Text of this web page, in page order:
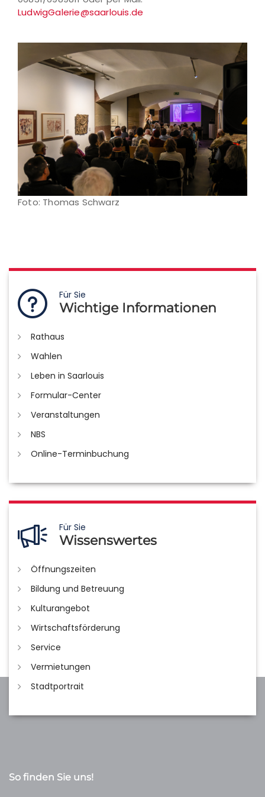
LudwigGalerie@saarlouis.de
Foto: Thomas Schwarz
Für Sie
Wichtige Informationen
Rathaus
Wahlen
Leben in Saarlouis
Formular-Center
Veranstaltungen
NBS
Online-Terminbuchung
Für Sie
Wissenswertes
Öffnungszeiten
Bildung und Betreuung
Kulturangebot
Wirtschaftsförderung
Service
Vermietungen
Stadtportrait
So finden Sie uns!